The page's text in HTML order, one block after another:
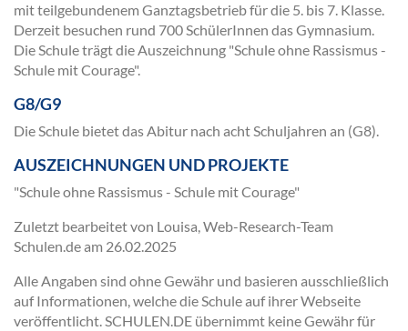
mit teilgebundenem Ganztagsbetrieb für die 5. bis 7. Klasse.
Derzeit besuchen rund 700 SchülerInnen das Gymnasium.
Die Schule trägt die Auszeichnung "Schule ohne Rassismus -
Schule mit Courage".
G8/G9
Die Schule bietet das Abitur nach acht Schuljahren an (G8).
AUSZEICHNUNGEN UND PROJEKTE
"Schule ohne Rassismus - Schule mit Courage"
Zuletzt bearbeitet von Louisa, Web-Research-Team
Schulen.de am 26.02.2025
Alle Angaben sind ohne Gewähr und basieren ausschließlich
auf Informationen, welche die Schule auf ihrer Webseite
veröffentlicht. SCHULEN.DE übernimmt keine Gewähr für